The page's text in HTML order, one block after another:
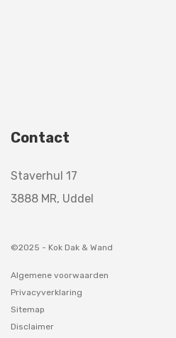
Contact
Staverhul 17
3888 MR, Uddel
©2025 - Kok Dak & Wand
Algemene voorwaarden
Privacyverklaring
Sitemap
Disclaimer